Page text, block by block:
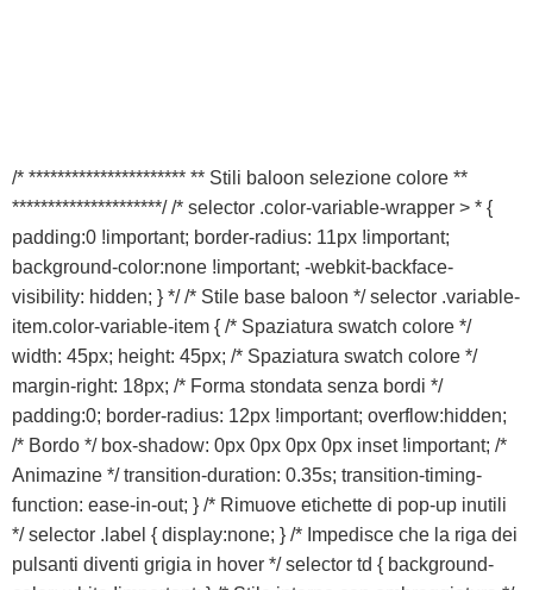
/* ********************** ** Stili baloon selezione colore **
*********************/ /* selector .color-variable-wrapper > * {
padding:0 !important; border-radius: 11px !important;
background-color:none !important; -webkit-backface-
visibility: hidden; } */ /* Stile base baloon */ selector .variable-
item.color-variable-item { /* Spaziatura swatch colore */
width: 45px; height: 45px; /* Spaziatura swatch colore */
margin-right: 18px; /* Forma stondata senza bordi */
padding:0; border-radius: 12px !important; overflow:hidden;
/* Bordo */ box-shadow: 0px 0px 0px 0px inset !important; /*
Animazine */ transition-duration: 0.35s; transition-timing-
function: ease-in-out; } /* Rimuove etichette di pop-up inutili
*/ selector .label { display:none; } /* Impedisce che la riga dei
pulsanti diventi grigia in hover */ selector td { background-